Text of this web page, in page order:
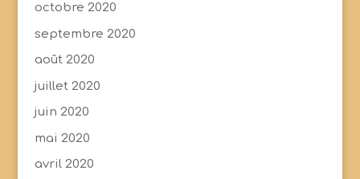
octobre 2020
septembre 2020
août 2020
juillet 2020
juin 2020
mai 2020
avril 2020